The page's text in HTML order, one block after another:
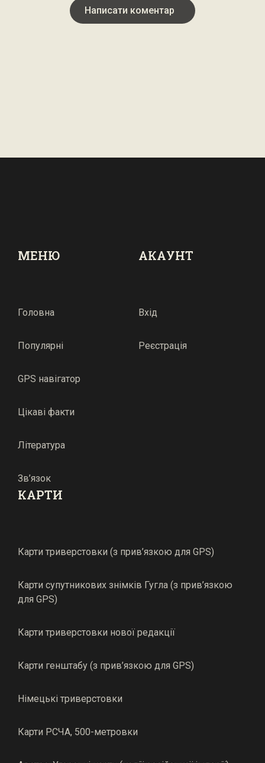
Написати коментар
МЕНЮ
Головна
Популярні
GPS навігатор
Цікаві факти
Література
Зв’язок
АКАУНТ
Вхід
Реєстрація
КАРТИ
Карти триверстовки (з прив’язкою для GPS)
Карти супутникових знімків Гугла (з прив’язкою
для GPS)
Карти триверстовки нової редакції
Карти генштабу (з прив’язкою для GPS)
Німецькі триверстовки
Карти РСЧА, 500-метровки